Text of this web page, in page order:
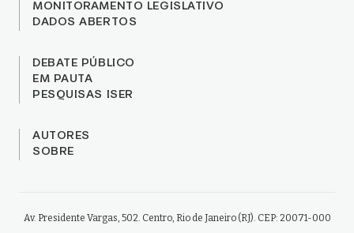
MONITORAMENTO LEGISLATIVO
DADOS ABERTOS
DEBATE PÚBLICO
EM PAUTA
PESQUISAS ISER
AUTORES
SOBRE
Av. Presidente Vargas, 502. Centro, Rio de Janeiro (RJ). CEP: 20071-000